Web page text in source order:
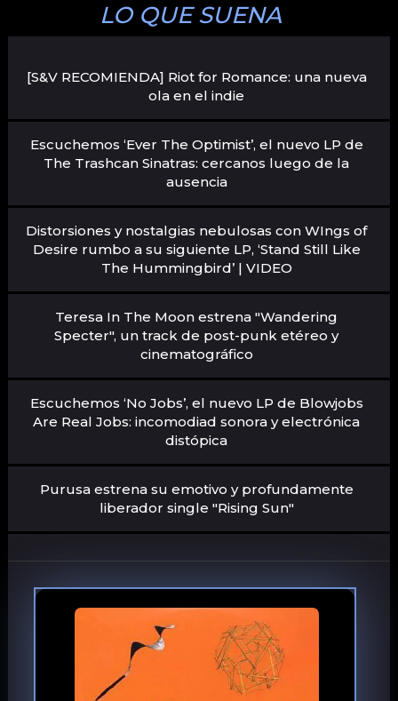
LO QUE SUENA
[S&V RECOMIENDA] Riot for Romance: una nueva
ola en el indie
Escuchemos ‘Ever The Optimist’, el nuevo LP de
The Trashcan Sinatras: cercanos luego de la
ausencia
Distorsiones y nostalgias nebulosas con WIngs of
Desire rumbo a su siguiente LP, ‘Stand Still Like
The Hummingbird’ | VIDEO
Teresa In The Moon estrena "Wandering
Specter", un track de post-punk etéreo y
cinematográfico
Escuchemos ‘No Jobs’, el nuevo LP de Blowjobs
Are Real Jobs: incomodiad sonora y electrónica
distópica
Purusa estrena su emotivo y profundamente
liberador single "Rising Sun"